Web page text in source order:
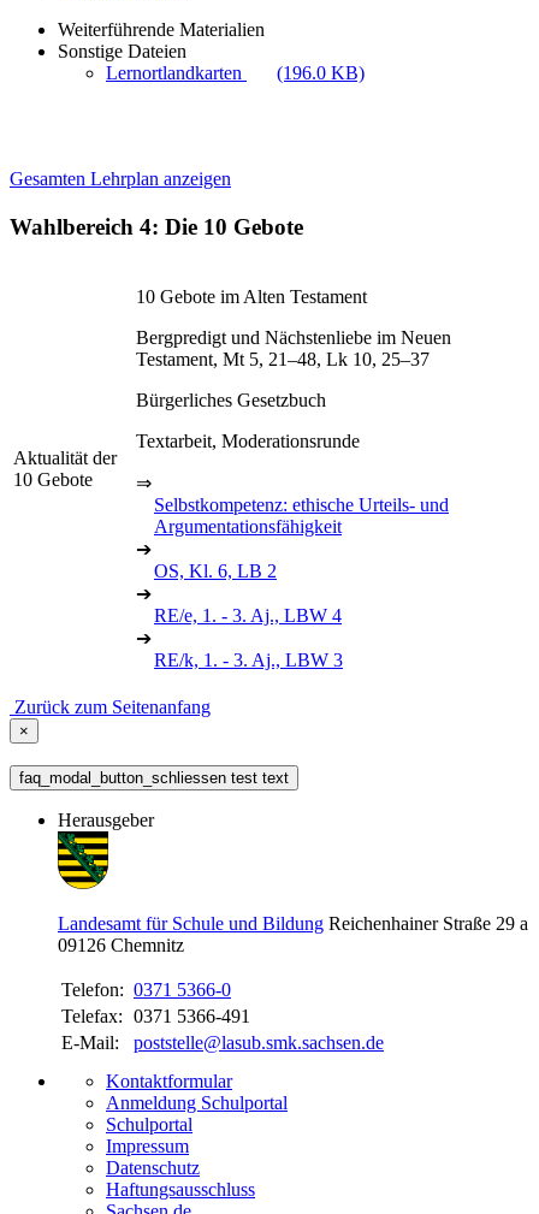
Weiterführende Materialien
Sonstige Dateien
Lernortlandkarten
(196.0 KB)
Gesamten Lehrplan anzeigen
Wahlbereich 4: Die 10 Gebote
Aktualität der
10 Gebote
10 Gebote im Alten Testament
Bergpredigt und Nächstenliebe im Neuen
Testament, Mt 5, 21–48, Lk 10, 25–37
Bürgerliches Gesetzbuch
Textarbeit, Moderationsrunde
⇒
Selbstkompetenz: ethische Urteils- und
Argumentationsfähigkeit
➔
OS, Kl. 6, LB 2
➔
RE/e, 1. - 3. Aj., LBW 4
➔
RE/k, 1. - 3. Aj., LBW 3
Zurück zum Seitenanfang
×
faq_modal_button_schliessen test text
Herausgeber
Landesamt für Schule und Bildung Reichenhainer Straße 29 a
09126 Chemnitz
Telefon: 0371 5366-0
Telefax: 0371 5366-491
E-Mail:
poststelle@lasub.smk.sachsen.de
Kontaktformular
Anmeldung Schulportal
Schulportal
Impressum
Datenschutz
Haftungsausschluss